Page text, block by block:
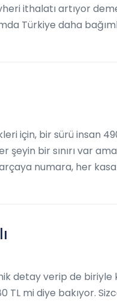
ithalatı artıyor
Türkiye daha
için, bir sürü insan
şeyin bir sınırı var
numara, her
detay verip de
mi diye bakıyor.